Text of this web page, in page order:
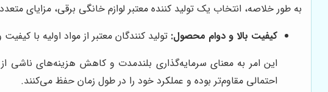
به طور خلاصه، انتخاب یک تولید کننده معتبر لوازم خانگی برقی، مزایای
کیفیت بالا و دوام محصول: تولید کنندگان معتبر از مواد اولیه با
این امر به معنای سرمایه‌گذاری بلندمدت و کاهش هزینه‌های ناشی
احتمالی مقاوم‌تر بوده و عملکرد خود را در طول زمان حفظ می‌کنند.